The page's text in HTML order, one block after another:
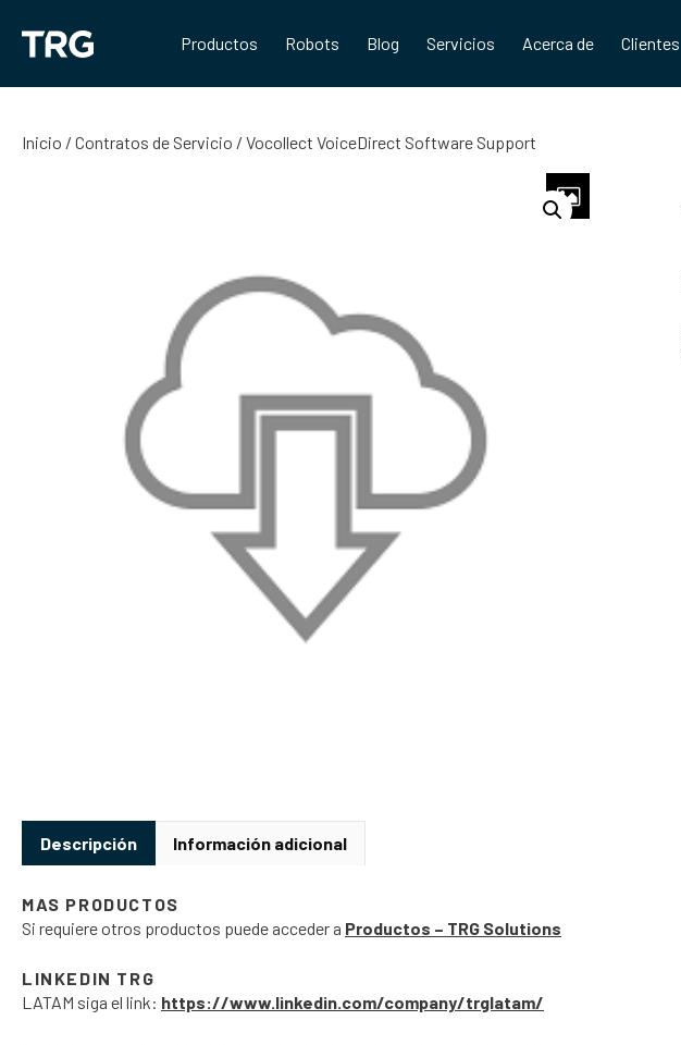
contenido
Productos Robots Blog Servicios Acerca de Clientes
Inicio / Contratos de Servicio / Vocollect VoiceDirect Software Support
Descripción Información adicional
MAS PRODUCTOS
Si requiere otros productos puede acceder a Productos – TRG Solutions
LINKEDIN TRG
LATAM siga el link: https://www.linkedin.com/company/trglatam/